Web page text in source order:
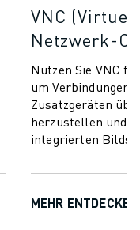
VNC
Netzwerk-
Nutzen Sie VNC
um Verbindungen
Zusatzgeräten
herzustellen und
integrierten
zu erleichtern.
MEHR ENTDECKEN